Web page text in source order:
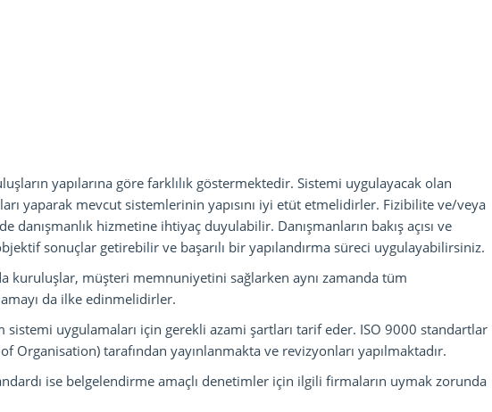
yapılarına göre farklılık göstermektedir. Sistemi uygulayacak olan
yaparak mevcut sistemlerinin yapısını iyi etüt etmelidirler. Fizibilite ve/veya
danışmanlık hizmetine ihtiyaç duyulabilir. Danışmanların bakış açısı ve
sonuçlar getirebilir ve başarılı bir yapılandırma süreci uygulayabilirsiniz.
kuruluşlar, müşteri memnuniyetini sağlarken aynı zamanda tüm
da ilke edinmelidirler.
uygulamaları için gerekli azami şartları tarif eder. ISO 9000 standartlar
Organisation) tarafından yayınlanmakta ve revizyonları yapılmaktadır.
ise belgelendirme amaçlı denetimler için ilgili firmaların uymak zorunda